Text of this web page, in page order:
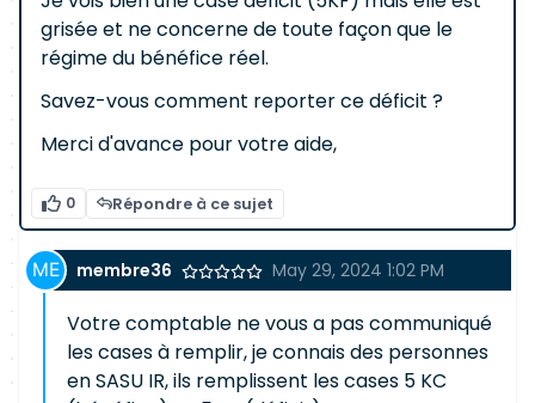
grisée et ne concerne de toute façon que le
régime du bénéfice réel.
Savez-vous comment reporter ce déficit ?
Merci d'avance pour votre aide,
0 Répondre à ce sujet
membre36 May 29, 2024 1:02 PM
Votre comptable ne vous a pas communiqué
les cases à remplir, je connais des personnes
en SASU IR, ils remplissent les cases 5 KC